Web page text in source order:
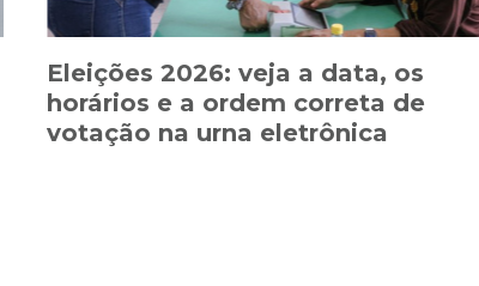
Eleições 2026: veja a data, os
horários e a ordem correta de
votação na urna eletrônica